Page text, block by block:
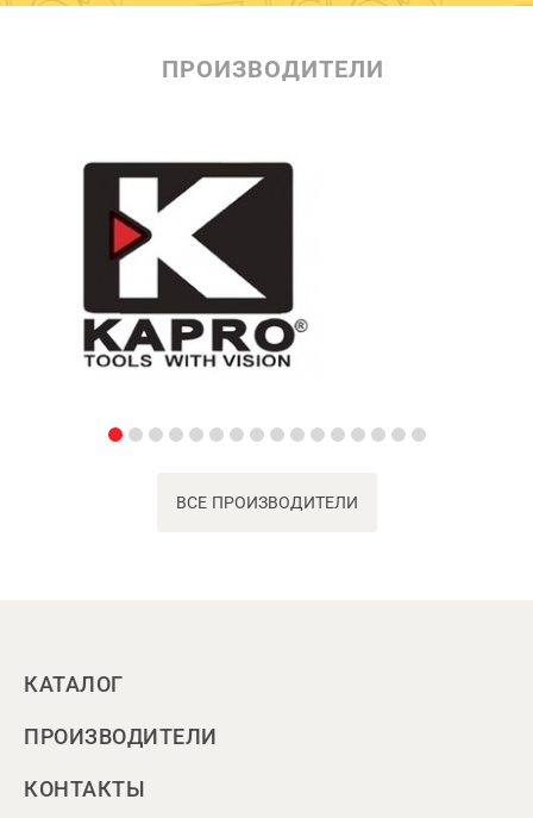
ПРОИЗВОДИТЕЛИ
ВСЕ ПРОИЗВОДИТЕЛИ
КАТАЛОГ
ПРОИЗВОДИТЕЛИ
КОНТАКТЫ